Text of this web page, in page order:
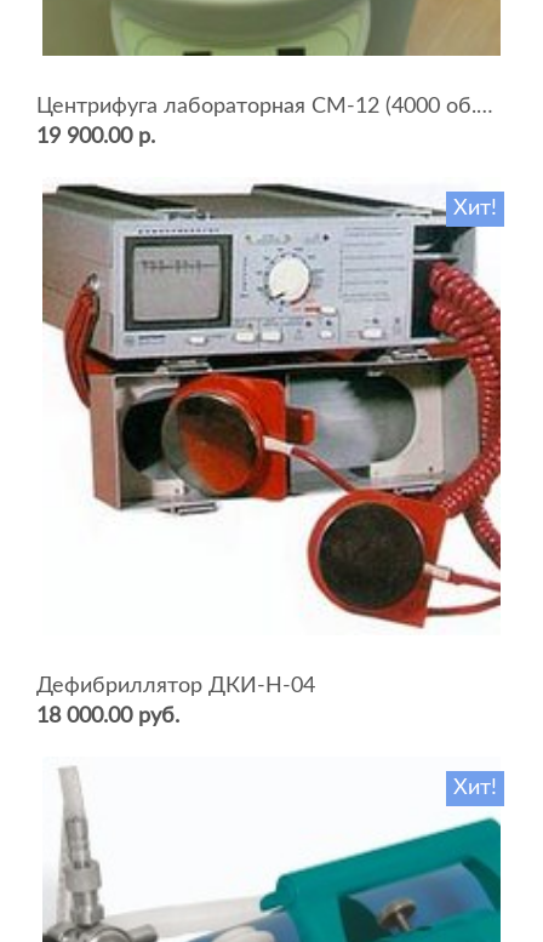
Центрифуга лабораторная СМ-12 (4000 об.мин, 12 пробирок)
19 900.00 р.
Хит!
Дефибриллятор ДКИ-Н-04
18 000.00 руб.
Хит!